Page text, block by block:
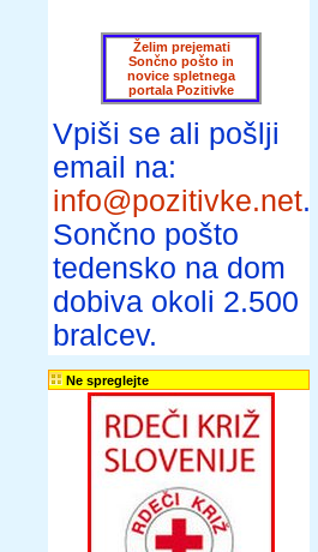
Želim prejemati
Sončno pošto in
novice spletnega
portala Pozitivke
Vpiši se ali pošlji
email na:
info@pozitivke.net.
Sončno pošto
tedensko na dom
dobiva okoli 2.500
bralcev.
Ne spreglejte